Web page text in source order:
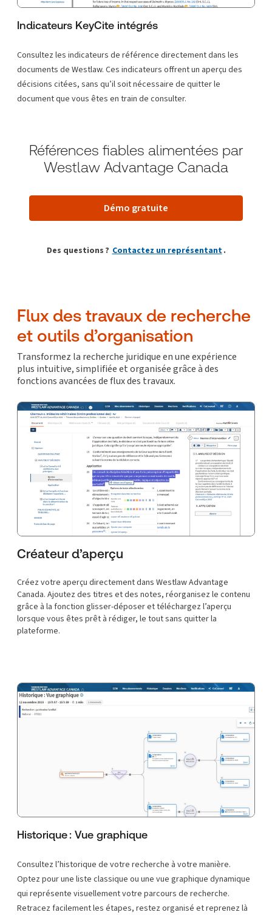
Indicateurs KeyCite intégrés
Consultez les indicateurs de référence directement dans les
documents de Westlaw. Ces indicateurs offrent un aperçu des
décisions citées, sans qu’il soit nécessaire de quitter le
document que vous êtes en train de consulter.
Références fiables alimentées par
Westlaw Advantage Canada
Démo gratuite
Des questions ? Contactez un représentant.
Flux des travaux de recherche
et outils d’organisation
Transformez la recherche juridique en une expérience
plus intuitive, simplifiée et organisée grâce à des
fonctions avancées de flux des travaux.
Créateur d’aperçu
Créez votre aperçu directement dans Westlaw Advantage
Canada. Ajoutez des titres et des notes, réorganisez le contenu
grâce à la fonction glisser-déposer et téléchargez l’aperçu
lorsque vous êtes prêt à rédiger, le tout sans quitter la
plateforme.
Historique : Vue graphique
Consultez l’historique de votre recherche à votre manière.
Optez pour une liste classique ou une vue graphique dynamique
qui représente visuellement votre parcours de recherche.
Retracez facilement les étapes, restez organisé et reprenez là